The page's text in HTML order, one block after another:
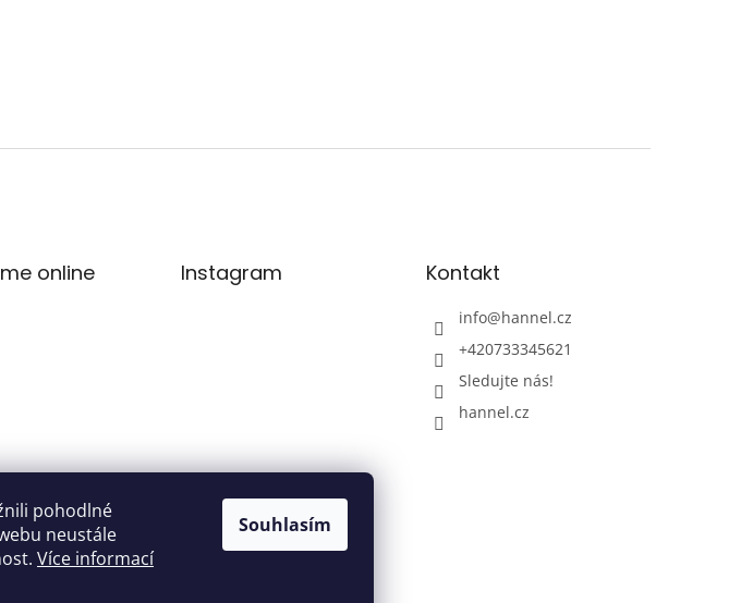
pohodlné
neustále
Více informací
Souhlasím
online Instagram
Sledovat na
Instagramu
Kontakt
info@hannel.cz
+420733345621
Sledujte nás!
hannel.cz